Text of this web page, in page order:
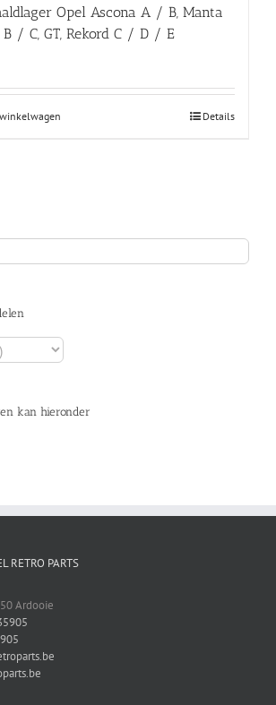
Opel Ascona A / B, Manta
/ C, GT, Rekord C / D / E
Details
kan hieronder
RETRO PARTS
Ardooie